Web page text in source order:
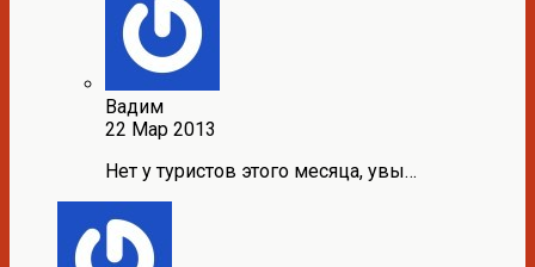
Вадим
22 Мар 2013
Нет у туристов этого месяца, увы…